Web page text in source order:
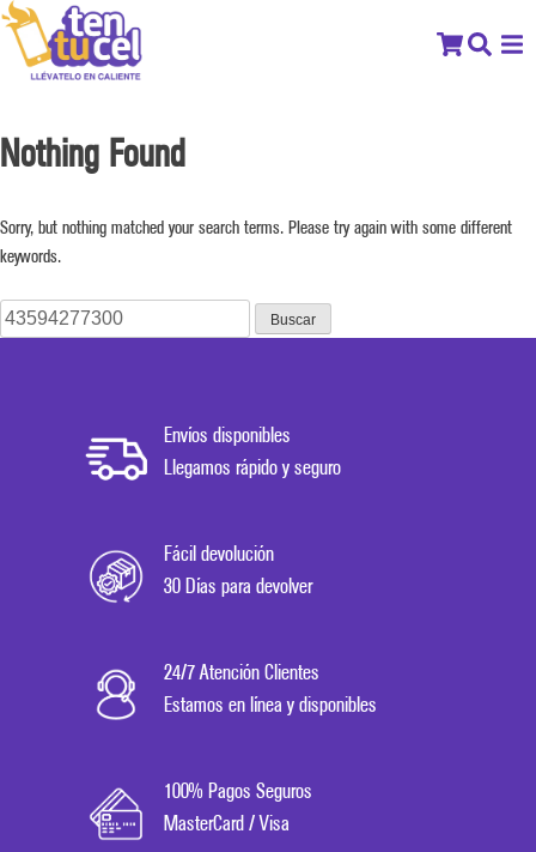
Nothing Found
Sorry, but nothing matched your search terms. Please try again with some different
keywords.
Buscar:
Envíos disponibles
Llegamos rápido y seguro
Fácil devolución
30 Días para devolver
24/7 Atención Clientes
Estamos en línea y disponibles
100% Pagos Seguros
MasterCard / Visa